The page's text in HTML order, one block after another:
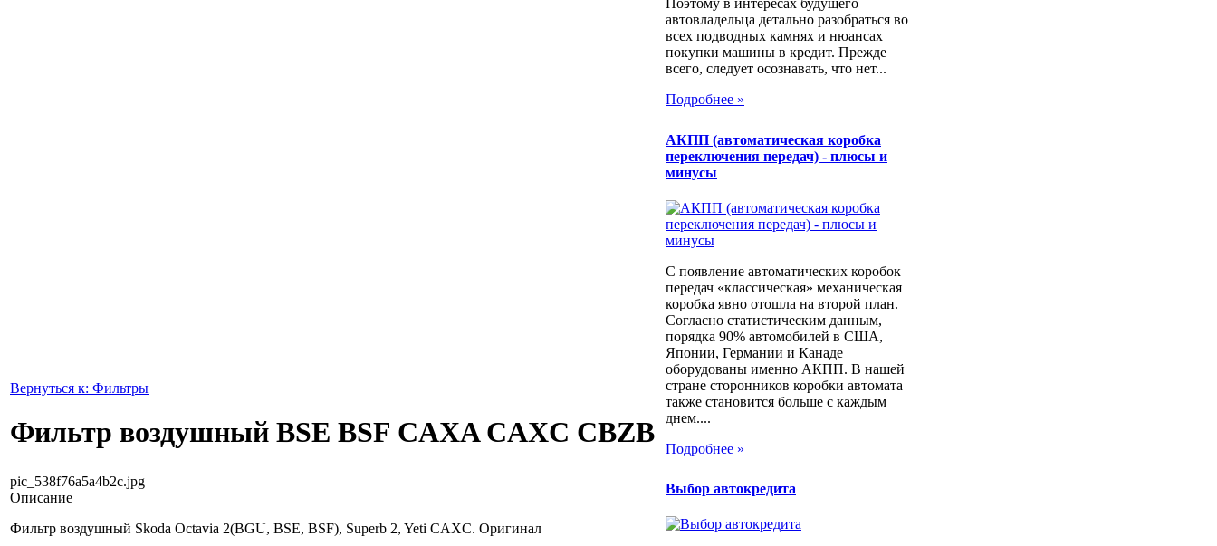
Вернуться к: Фильтры
Фильтр воздушный BSE BSF CAXA CAXC CBZB
pic_538f76a5a4b2c.jpg
Описание
Фильтр воздушный Skoda Octavia 2(BGU, BSE, BSF), Superb 2, Yeti CAXC. Оригинал
Поэтому в интересах будущего
автовладельца детально разобраться во
всех подводных камнях и нюансах
покупки машины в кредит. Прежде
всего, следует осознавать, что нет...
Подробнее »
АКПП (автоматическая коробка
переключения передач) - плюсы и
минусы
С появление автоматических коробок
передач «классическая» механическая
коробка явно отошла на второй план.
Согласно статистическим данным,
порядка 90% автомобилей в США,
Японии, Германии и Канаде
оборудованы именно АКПП. В нашей
стране сторонников коробки автомата
также становится больше с каждым
днем....
Подробнее »
Выбор автокредита